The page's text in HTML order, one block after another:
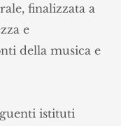
finalizzata a
e
della musica e
istituti